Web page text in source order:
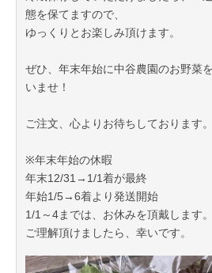
態を保てますので、
ゆっくりとお楽しみ頂けます。
ぜひ、年末年始に中谷農園のお野菜
いませ！
ご注文、心よりお待ちしております。
※年末年始の休暇
年末12/31→1/1着が最終
年始1/5→6着より発送開始
1/1～4までは、お休みを頂戴します。
ご理解頂けましたら、幸いです。